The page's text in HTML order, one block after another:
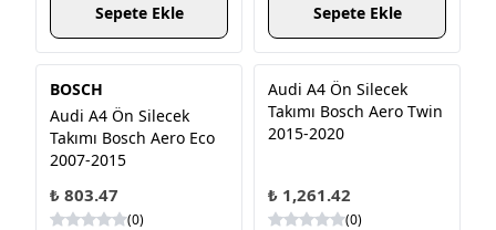
Sepete Ekle Sepete Ekle
BOSCH
Audi A4 Ön Silecek
Takımı Bosch Aero Eco
2007-2015
₺ 803.47
(0)
Audi A4 Ön Silecek
Takımı Bosch Aero Twin
2015-2020
₺ 1,261.42
(0)